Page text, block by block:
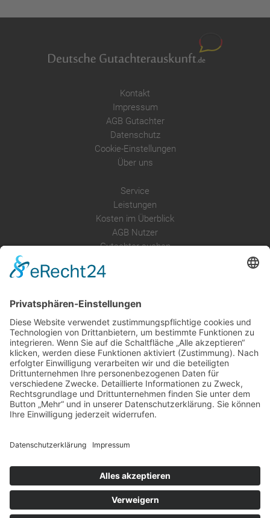
Kontakt
Impressum
AGB Gutachter
Datenschutz
Cookie-Einstellungen
Über uns
Service
Leistungen
Kosten im Überblick
AGB Nutzer
Gutachter suchen
Anfrage
Presse
Partner: Der DGuSV
als Gutachter eintragen
Infos für Suchende